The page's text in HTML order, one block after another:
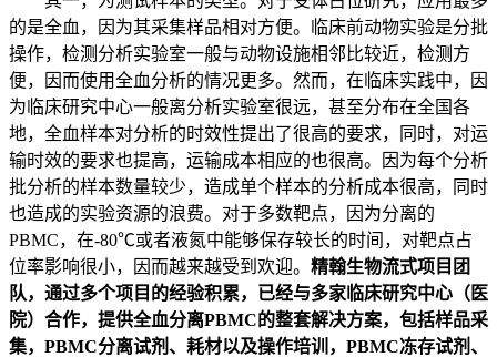
的是全血，因为其采集样品相对方便。临床前动物实验是分批
操作，检测分析实验室一般与动物设施相邻比较近，检测方
便，因而使用全血分析的情况更多。然而，在临床实践中，因
为临床研究中心一般离分析实验室很远，甚至分布在全国各
地，全血样本对分析的时效性提出了很高的要求，同时，对运
输时效的要求也提高，运输成本相应的也很高。因为每个分析
批分析的样本数量较少，造成单个样本的分析成本很高，同时
也造成的实验资源的浪费。对于多数靶点，因为分离的
PBMC，在-80℃或者液氮中能够保存较长的时间，对靶点占
位率影响很小，因而越来越受到欢迎。 精翰生物流式项目团
队，通过多个项目的经验积累，已经与多家临床研究中心（医
院）合作，提供全血分离PBMC的整套解决方案，包括样品采
集，PBMC分离试剂、耗材以及操作培训，PBMC冻存试剂、